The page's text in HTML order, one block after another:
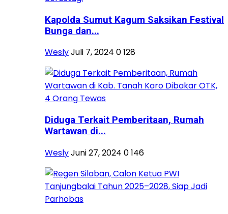
Kapolda Sumut Kagum Saksikan Festival
Bunga dan...
WeslyJuli 7, 2024 0128
Diduga Terkait Pemberitaan, Rumah
Wartawan di...
WeslyJuni 27, 2024 0146